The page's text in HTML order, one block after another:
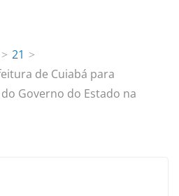
21
de Cuiabá para
Governo do Estado na